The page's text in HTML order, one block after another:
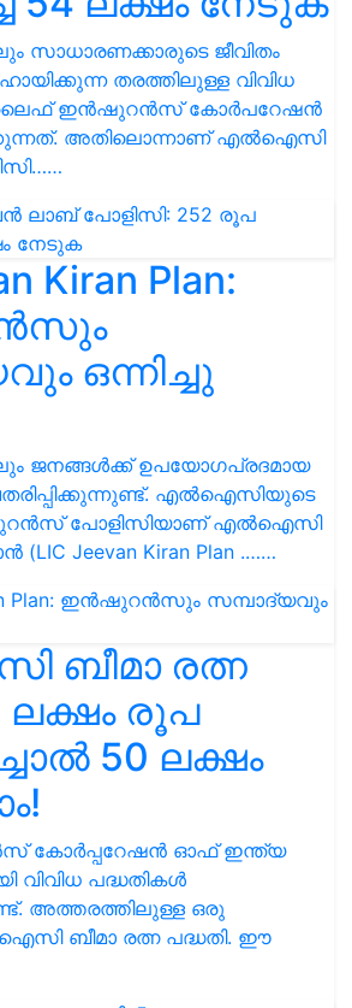
സാധാരണക്കാരുടെ ജീവിതം
തരത്തിലുള്ള വിവിധ
ലൈഫ് ഇൻഷുറൻസ് കോർപറേഷൻ
അതിലൊന്നാണ് എൽഐസി
Kiran Plan:
ഒന്നിച്ചു
ജനങ്ങൾക്ക് ഉപയോഗപ്രദമായ
എൽഐസിയുടെ
പോളിസിയാണ് എൽഐസി
Jeevan Kiran Plan .……
രത്ന
ലക്ഷം രൂപ
50 ലക്ഷം
ഓഫ് ഇന്ത്യ
വിവിധ പദ്ധതികള്‍
അത്തരത്തിലുള്ള ഒരു
ബീമാ രത്ന പദ്ധതി. ഈ